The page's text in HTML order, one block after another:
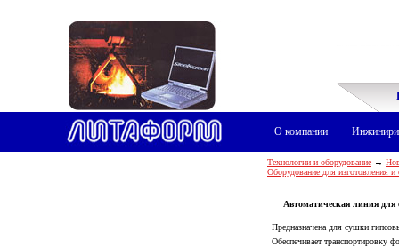
О компании
Технологии и оборудование →
Оборудование для изготовления
Автоматическая линия
Предназначена для сушки
Обеспечивает транспортировку